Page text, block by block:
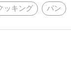
ッキング パン